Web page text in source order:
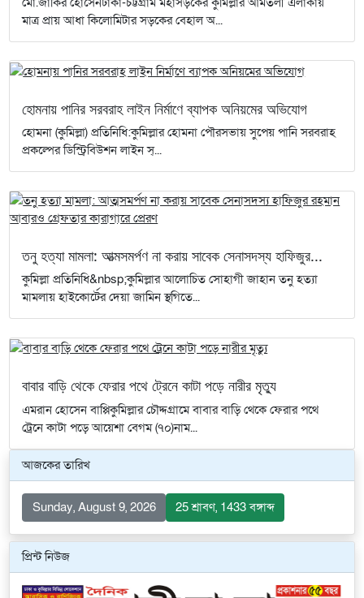
মাত্র প্রায় আধা কিলোমিটার সড়কের বেহাল অ...
হোমনায় পানির সরবরাহ লাইন নির্মাণে ব্যাপক অনিয়মের অভিযোগ
হোমনা (কুমিল্লা) প্রতিনিধি:কুমিল্লার হোমনা পৌরসভায় সুপেয় পানি সরবরাহ
প্রকল্পের ডিস্ট্রিবিউশন লাইন স্...
তনু হত্যা মামলা: আত্মসমর্পণ না করায় সাবেক সেনাসদস্য হাফিজুর...
কুমিল্লা প্রতিনিধি&nbsp;কুমিল্লার আলোচিত সোহাগী জাহান তনু হত্যা
মামলায় হাইকোর্টের দেয়া জামিন স্থগিতে...
বাবার বাড়ি থেকে ফেরার পথে ট্রেনে কাটা পড়ে নারীর মৃত্যু
এমরান হোসেন বাপ্পিকুমিল্লার চৌদ্দগ্রামে বাবার বাড়ি থেকে ফেরার পথে
ট্রেনে কাটা পড়ে আয়েশা বেগম (৭০)নাম...
আজকের তারিখ
Sunday, August 9, 2026 25 শ্রাবণ, 1433 বঙ্গাব্দ
প্রিন্ট নিউজ